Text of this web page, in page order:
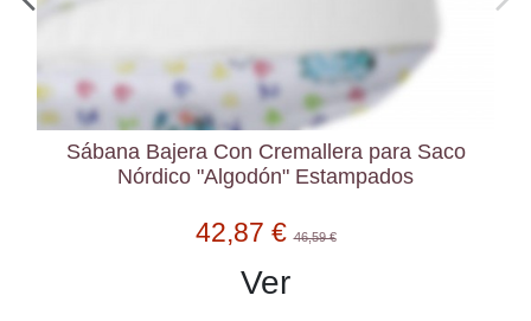
Almohada Infantil Natural Lana Virgen
34,38 €38,20 €